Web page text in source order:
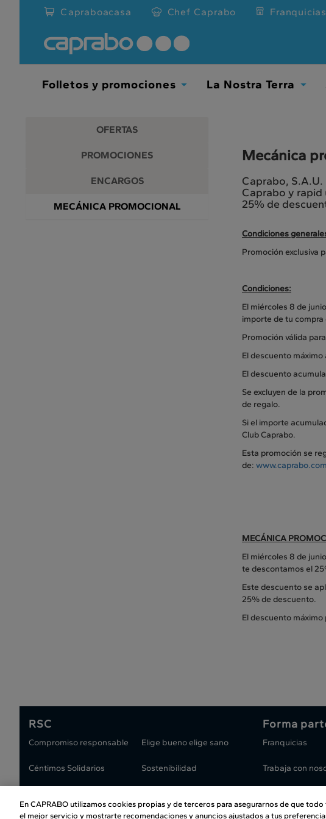
Promociones
descuentos
supermercados
Capraboacasa Chef Caprabo Franquicias
Folletos y promociones La Nostra Terra
OFERTAS
PROMOCIONES
ENCARGOS
MECÁNICA PROMOCIONAL
Mecánica
Caprabo,
Caprabo y rapid
25% de
Condiciones
Promoción exclusiva
Condiciones:
El miércoles 8 de
importe de tu
Promoción válida
El descuento
El descuento
Se excluyen de la
de regalo.
Si el importe
Club Caprabo.
Esta promoción se
de:
MECÁNICA
El miércoles 8 de
te descontamos el
Este descuento se
25% de descuento.
El descuento
RSC
Compromiso responsable
Céntimos Solidarios
Elige bueno elige sano
Sostenibilidad
Forma
Franquicias
Trabaja con
Atención al cliente | Copyright | Política
En CAPRABO utilizamos cookies propias y de terceros para asegurarnos de que
el mejor servicio y mostrarte recomendaciones y anuncios ajustados a tus